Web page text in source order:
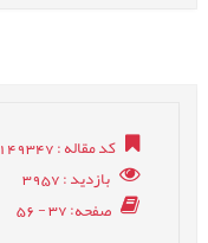
کد مقاله: 1403111149347
بازدید: 3957
صفحه: 37 - 56